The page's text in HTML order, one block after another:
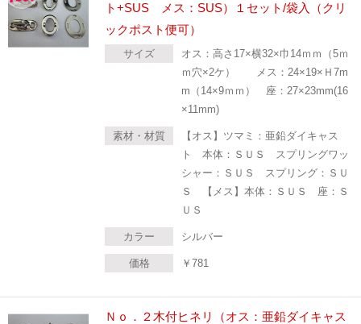
ト+SUS メス：SUS）１セット/袋入（クリ
ックポスト便可）
サイズ
オス：高さ17×横32×巾14ｍｍ（5ｍ
ｍ穴×2ケ） メス：24×19×Ｈ7m
m（14×9ｍｍ） 座：27×23mm(16
×11mm)
素材・材質
【オス】ツマミ：亜鉛ダイキャス
ト 本体：ＳＵＳ スプリングワッ
シャー：ＳＵＳ スプリング：ＳＵ
Ｓ 【メス】本体：ＳＵＳ 座：Ｓ
ＵＳ
カラー シルバー
価格 ￥ 781
Ｎｏ．２木付ヒネリ（オス：亜鉛ダイキャス